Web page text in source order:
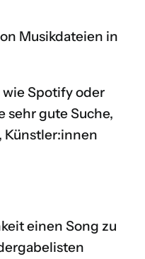
Musikdateien in
Spotify oder
sehr gute Suche,
Künstler:innen
einen Song zu